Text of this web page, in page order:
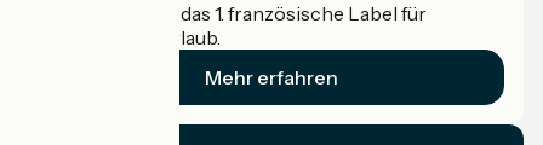
Accueil Vélo ist das 1. französische Label für
Radfahrer im Urlaub.
Mehr erfahren